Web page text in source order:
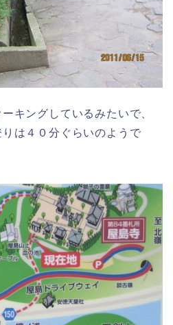
キングしているみたいで、
は４０分ぐらいのようで